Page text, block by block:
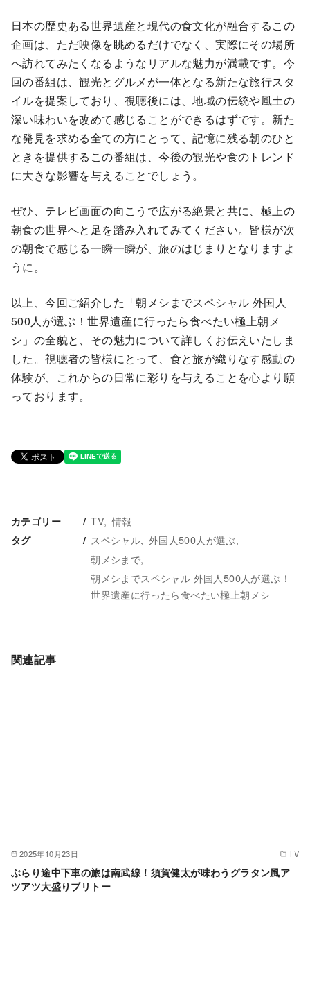
日本の歴史ある世界遺産と現代の食文化が融合するこの
企画は、ただ映像を眺めるだけでなく、実際にその場所
へ訪れてみたくなるようなリアルな魅力が満載です。今
回の番組は、観光とグルメが一体となる新たな旅行スタ
イルを提案しており、視聴後には、地域の伝統や風土の
深い味わいを改めて感じることができるはずです。新た
な発見を求める全ての方にとって、記憶に残る朝のひと
ときを提供するこの番組は、今後の観光や食のトレンド
に大きな影響を与えることでしょう。
ぜひ、テレビ画面の向こうで広がる絶景と共に、極上の
朝食の世界へと足を踏み入れてみてください。皆様が次
の朝食で感じる一瞬一瞬が、旅のはじまりとなりますよ
うに。
以上、今回ご紹介した「朝メシまでスペシャル 外国人
500人が選ぶ！世界遺産に行ったら食べたい極上朝メ
シ」の全貌と、その魅力について詳しくお伝えいたしま
した。視聴者の皆様にとって、食と旅が織りなす感動の
体験が、これからの日常に彩りを与えることを心より願
っております。
カテゴリー TV 情報
タグ スペシャル 外国人500人が選ぶ
朝メシまで
朝メシまでスペシャル 外国人500人が選ぶ！
世界遺産に行ったら食べたい極上朝メシ
関連記事
2025年10月23日 TV
ぶらり途中下車の旅は南武線！須賀健太が味わうグラタン風ア
ツアツ大盛りブリトー